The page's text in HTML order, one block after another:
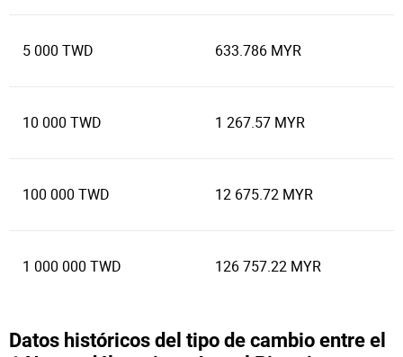
5 000 TWD 633.786 MYR
10 000 TWD 1 267.57 MYR
100 000 TWD 12 675.72 MYR
1 000 000 TWD 126 757.22 MYR
Datos históricos del tipo de cambio entre el